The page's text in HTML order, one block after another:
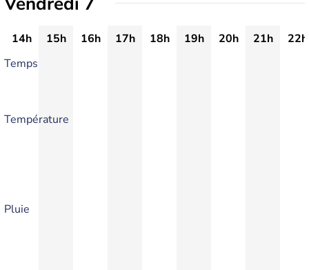
14h 15h 16h 17h 18h 19h 20h 21h
22h
Temps
Température
Pluie